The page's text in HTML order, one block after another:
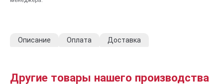
Описание Оплата Доставка
Другие товары нашего производства